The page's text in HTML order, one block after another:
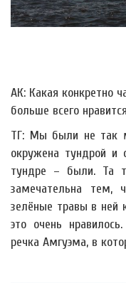
АК: Какая конкретно
больше всего
ТГ: Мы были не так
окружена тундрой
тундре – были. Та
замечательна тем,
зелёные травы в ней
это очень
речка Амгуэма, в